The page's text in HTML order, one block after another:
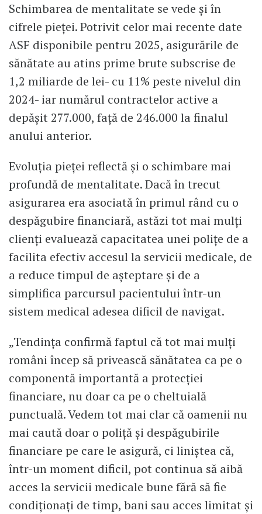
Schimbarea de mentalitate se vede și în
cifrele pieței. Potrivit celor mai recente date
ASF disponibile pentru 2025, asigurările de
sănătate au atins prime brute subscrise de
1,2 miliarde de lei- cu 11% peste nivelul din
2024- iar numărul contractelor active a
depășit 277.000, față de 246.000 la finalul
anului anterior.
Evoluția pieței reflectă și o schimbare mai
profundă de mentalitate. Dacă în trecut
asigurarea era asociată în primul rând cu o
despăgubire financiară, astăzi tot mai mulți
clienți evaluează capacitatea unei polițe de a
facilita efectiv accesul la servicii medicale, de
a reduce timpul de așteptare și de a
simplifica parcursul pacientului într-un
sistem medical adesea dificil de navigat.
„Tendința confirmă faptul că tot mai mulți
români încep să privească sănătatea ca pe o
componentă importantă a protecției
financiare, nu doar ca pe o cheltuială
punctuală. Vedem tot mai clar că oamenii nu
mai caută doar o poliță și despăgubirile
financiare pe care le asigură, ci liniștea că,
într-un moment dificil, pot continua să aibă
acces la servicii medicale bune fără să fie
condiționați de timp, bani sau acces limitat și